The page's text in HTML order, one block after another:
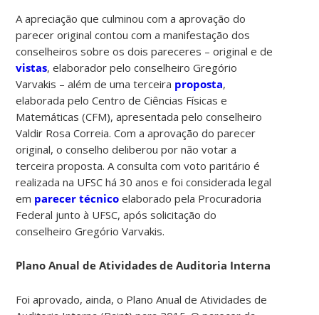
A apreciação que culminou com a aprovação do
parecer original contou com a manifestação dos
conselheiros sobre os dois pareceres – original e de
vistas, elaborador pelo conselheiro Gregório
Varvakis – além de uma terceira proposta,
elaborada pelo Centro de Ciências Físicas e
Matemáticas (CFM), apresentada pelo conselheiro
Valdir Rosa Correia. Com a aprovação do parecer
original, o conselho deliberou por não votar a
terceira proposta. A consulta com voto paritário é
realizada na UFSC há 30 anos e foi considerada legal
em parecer técnico elaborado pela Procuradoria
Federal junto à UFSC, após solicitação do
conselheiro Gregório Varvakis.
Plano Anual de Atividades de Auditoria Interna
Foi aprovado, ainda, o Plano Anual de Atividades de